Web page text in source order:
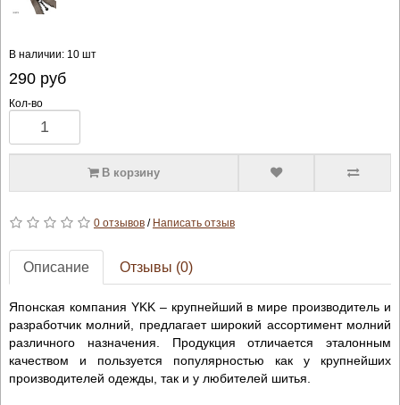
В наличии: 10 шт
290руб
Кол-во
В корзину
0 отзывов/ Написать отзыв
Описание Отзывы (0)
Японская компания YKK – крупнейший в мире производитель и
разработчик молний, предлагает широкий ассортимент молний
различного назначения. Продукция отличается эталонным
качеством и пользуется популярностью как у крупнейших
производителей одежды, так и у любителей шитья.